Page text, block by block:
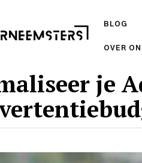
BLOG
OVER
je